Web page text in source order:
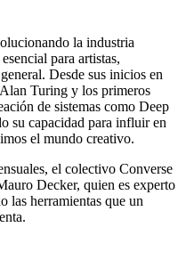
la industria
para artistas,
Desde sus inicios en
Turing y los primeros
de sistemas como Deep
su capacidad para influir en
el mundo creativo.
el colectivo Converse
Decker, quien es experto
las herramientas que un